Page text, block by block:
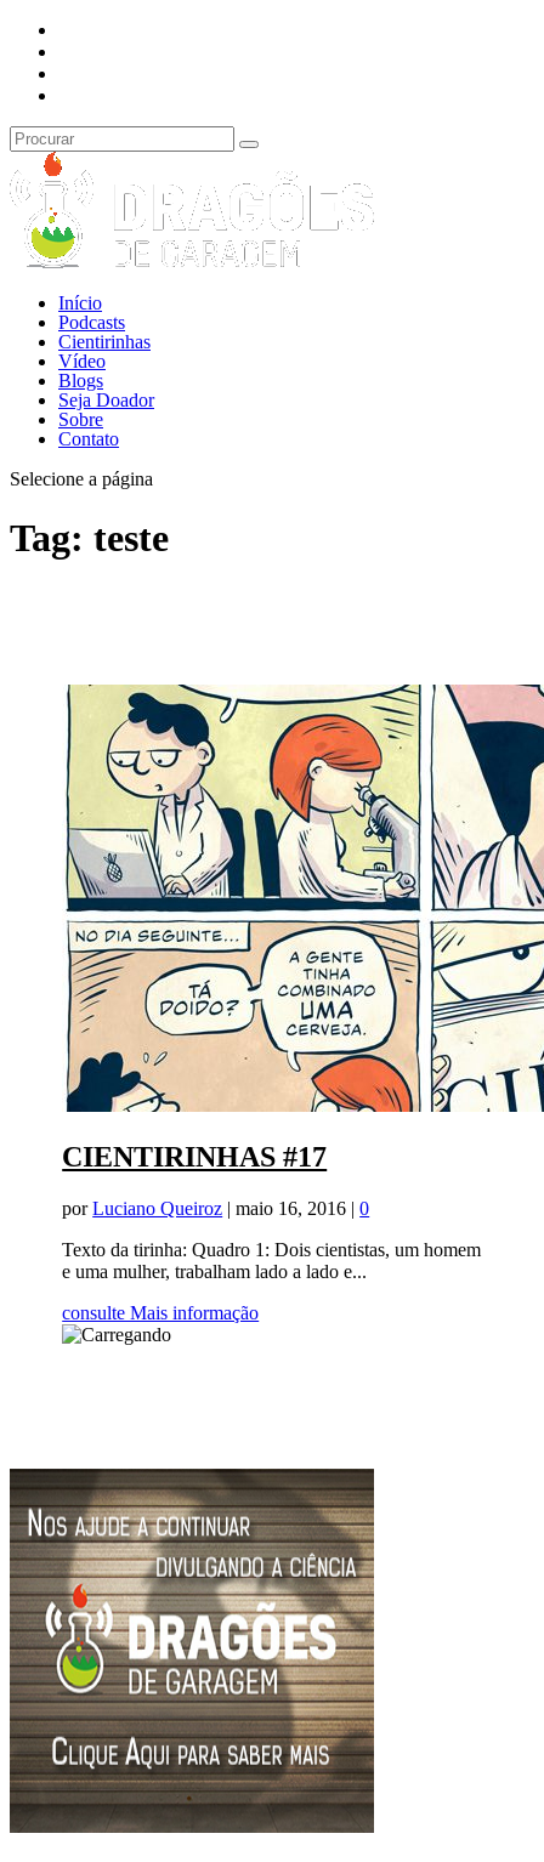
Início
Podcasts
Cientirinhas
Vídeo
Blogs
Seja Doador
Sobre
Contato
Selecione a página
Tag: teste
CIENTIRINHAS #17
porLuciano Queiroz |maio 16, 2016 |0
Texto da tirinha: Quadro 1: Dois cientistas, um homem
e uma mulher, trabalham lado a lado e...
consulte Mais informação